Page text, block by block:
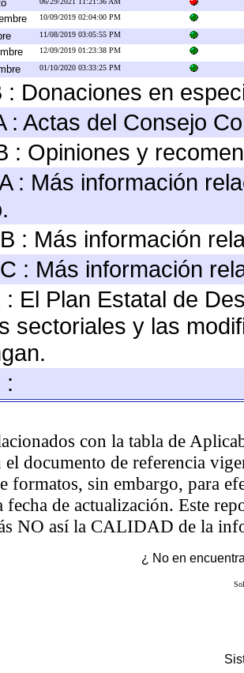
10/09/2019 02:04:00 PM
11/08/2019 03:05:55 PM
12/09/2019 01:23:38 PM
01/10/2020 03:33:25 PM
: Donaciones en
: Actas del Consejo
: Opiniones y
: Más información
: Más información
: Más información
: El Plan Estatal de
sectoriales y las
:
con la tabla de
el documento de referencia
formatos, sin embargo, para
de actualización. Este
NO así la CALIDAD de la
¿ No en